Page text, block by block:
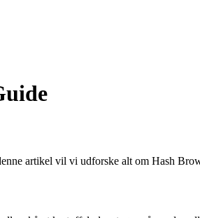
artikel vil vi udforske alt om Hash